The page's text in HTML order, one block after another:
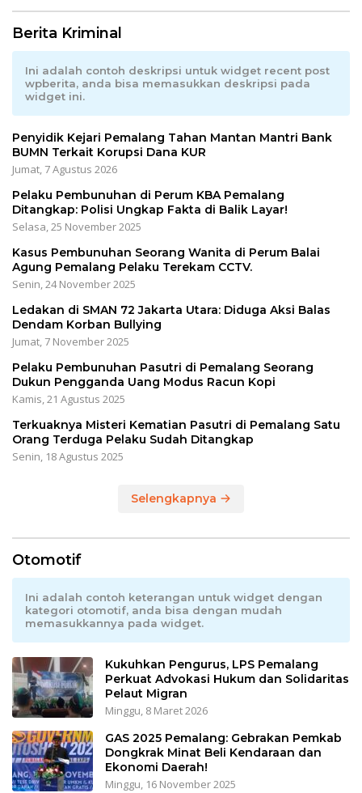
Berita Kriminal
Ini adalah contoh deskripsi untuk widget recent post
wpberita, anda bisa memasukkan deskripsi pada
widget ini.
Penyidik Kejari Pemalang Tahan Mantan Mantri Bank
BUMN Terkait Korupsi Dana KUR
Jumat, 7 Agustus 2026
Pelaku Pembunuhan di Perum KBA Pemalang
Ditangkap: Polisi Ungkap Fakta di Balik Layar!
Selasa, 25 November 2025
Kasus Pembunuhan Seorang Wanita di Perum Balai
Agung Pemalang Pelaku Terekam CCTV.
Senin, 24 November 2025
Ledakan di SMAN 72 Jakarta Utara: Diduga Aksi Balas
Dendam Korban Bullying
Jumat, 7 November 2025
Pelaku Pembunuhan Pasutri di Pemalang Seorang
Dukun Pengganda Uang Modus Racun Kopi
Kamis, 21 Agustus 2025
Terkuaknya Misteri Kematian Pasutri di Pemalang Satu
Orang Terduga Pelaku Sudah Ditangkap
Senin, 18 Agustus 2025
Selengkapnya
Otomotif
Ini adalah contoh keterangan untuk widget dengan
kategori otomotif, anda bisa dengan mudah
memasukkannya pada widget.
Kukuhkan Pengurus, LPS Pemalang
Perkuat Advokasi Hukum dan Solidaritas
Pelaut Migran
Minggu, 8 Maret 2026
GAS 2025 Pemalang: Gebrakan Pemkab
Dongkrak Minat Beli Kendaraan dan
Ekonomi Daerah!
Minggu, 16 November 2025